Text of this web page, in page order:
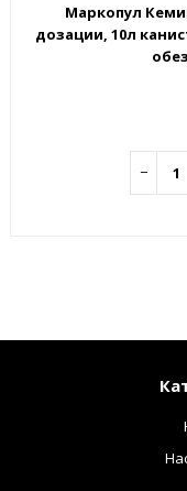
Маркопул
дозации, 10л
−